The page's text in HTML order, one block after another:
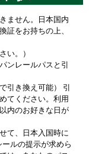
ません。日本国内
証をお持ちの上、
い。）
ンレールパスと引
引き換え可能） 引
てください。利用
内のお好きな日が
て、日本入国時に
ルの提示が求めら